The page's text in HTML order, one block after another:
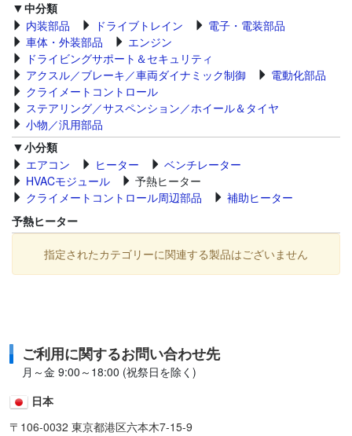
中分類
内装部品
ドライブトレイン
電子・電装部品
車体・外装部品
エンジン
ドライビングサポート＆セキュリティ
アクスル／ブレーキ／車両ダイナミック制御
電動化部品
クライメートコントロール
ステアリング／サスペンション／ホイール＆タイヤ
小物／汎用部品
小分類
エアコン
ヒーター
ベンチレーター
HVACモジュール
予熱ヒーター
クライメートコントロール周辺部品
補助ヒーター
予熱ヒーター
指定されたカテゴリーに関連する製品はございません
ご利用に関するお問い合わせ先
月～金 9:00～18:00 (祝祭日を除く)
日本
〒106-0032 東京都港区六本木7-15-9